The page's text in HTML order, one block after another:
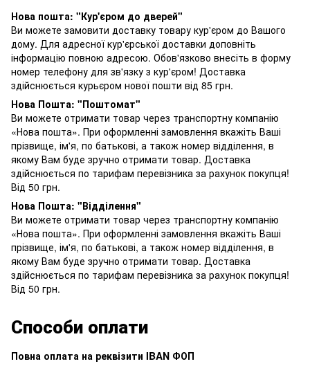
Нова пошта: "Кур'єром до дверей"
Ви можете замовити доставку товару кур'єром до Вашого
дому. Для адресної кур'єрської доставки доповніть
інформацію повною адресою. Обов'язково внесіть в форму
номер телефону для зв'язку з кур'єром! Доставка
здійснюється курьєром нової пошти від 85 грн.
Нова Пошта: "Поштомат"
Ви можете отримати товар через транспортну компанію
«Нова пошта». При оформленні замовлення вкажіть Ваші
прізвище, ім'я, по батькові, а також номер відділення, в
якому Вам буде зручно отримати товар. Доставка
здійснюється по тарифам перевізника за рахунок покупця!
Від 50 грн.
Нова Пошта: "Відділення"
Ви можете отримати товар через транспортну компанію
«Нова пошта». При оформленні замовлення вкажіть Ваші
прізвище, ім'я, по батькові, а також номер відділення, в
якому Вам буде зручно отримати товар. Доставка
здійснюється по тарифам перевізника за рахунок покупця!
Від 50 грн.
Способи оплати
Повна оплата на реквізити IBAN ФОП